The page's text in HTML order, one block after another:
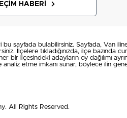
HABERI
bu sayfada bulabilirsiniz. Sayfada, Van
İlçelere tıkladığınızda, ilçe bazında
bir ilçesindeki adayların oy dağılımı
analiz etme imkanı sunar, böylece ilin
All Rights Reserved.